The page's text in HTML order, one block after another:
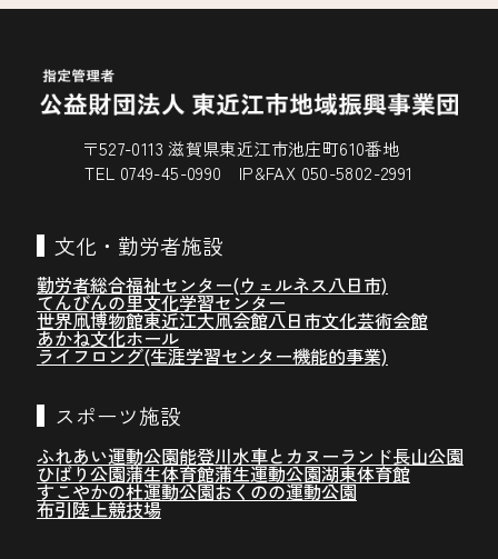
〒527-0113 滋賀県東近江市池庄町610番地
TEL 0749-45-0990 IP&FAX 050-5802-2991
文化・勤労者施設
勤労者総合福祉センター(ウェルネス八日市)
てんびんの里文化学習センター
世界凧博物館東近江大凧会館八日市文化芸術会館
あかね文化ホール
ライフロング(生涯学習センター機能的事業)
スポーツ施設
ふれあい運動公園能登川水車とカヌーランド長山公園
ひばり公園蒲生体育館蒲生運動公園湖東体育館
すこやかの杜運動公園おくのの運動公園
布引陸上競技場